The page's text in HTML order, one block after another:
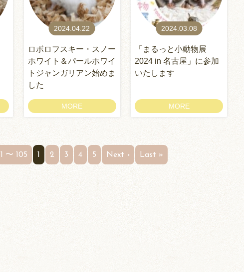
2024.04.22
ロボロフスキー・スノー
ホワイト＆パールホワイ
トジャンガリアン始めま
した
MORE
2024.03.08
「まるっと小動物展
2024 in 名古屋」に参加
いたします
MORE
〜 105 1 2 3 4 5 Next › Last »